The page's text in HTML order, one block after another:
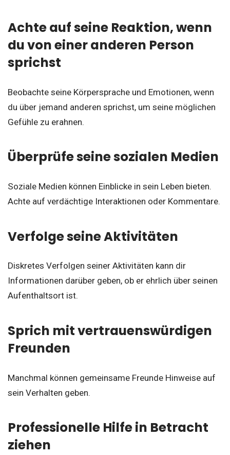
Achte auf seine Reaktion, wenn
du von einer anderen Person
sprichst
Beobachte seine Körpersprache und Emotionen, wenn
du über jemand anderen sprichst, um seine möglichen
Gefühle zu erahnen.
Überprüfe seine sozialen Medien
Soziale Medien können Einblicke in sein Leben bieten.
Achte auf verdächtige Interaktionen oder Kommentare.
Verfolge seine Aktivitäten
Diskretes Verfolgen seiner Aktivitäten kann dir
Informationen darüber geben, ob er ehrlich über seinen
Aufenthaltsort ist.
Sprich mit vertrauenswürdigen
Freunden
Manchmal können gemeinsame Freunde Hinweise auf
sein Verhalten geben.
Professionelle Hilfe in Betracht
ziehen